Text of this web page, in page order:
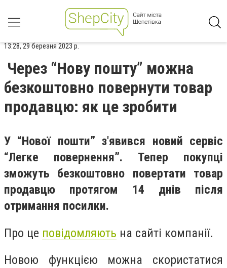
13:28, 29 березня 2023 р.
Через “Нову пошту” можна
безкоштовно повернути товар
продавцю: як це зробити
У “Нової пошти” з'явився новий сервіс
“Легке повернення”. Тепер покупці
зможуть безкоштовно повертати товар
продавцю протягом 14 днів після
отримання посилки.
Про це повідомляють на сайті компанії.
Новою функцією можна скористатися